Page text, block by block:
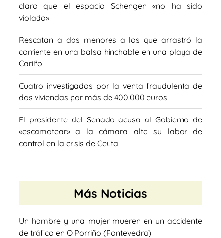
claro que el espacio Schengen «no ha sido
violado»
Rescatan a dos menores a los que arrastró la
corriente en una balsa hinchable en una playa de
Cariño
Cuatro investigados por la venta fraudulenta de
dos viviendas por más de 400.000 euros
El presidente del Senado acusa al Gobierno de
«escamotear» a la cámara alta su labor de
control en la crisis de Ceuta
Más Noticias
Un hombre y una mujer mueren en un accidente
de tráfico en O Porriño (Pontevedra)